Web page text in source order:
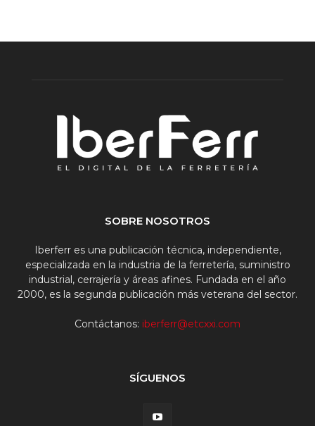
SOBRE NOSOTROS
Iberferr es una publicación técnica, independiente,
especializada en la industria de la ferretería, suministro
industrial, cerrajería y áreas afines. Fundada en el año
2000, es la segunda publicación más veterana del sector.
Contáctanos: iberferr@etcxxi.com
SÍGUENOS